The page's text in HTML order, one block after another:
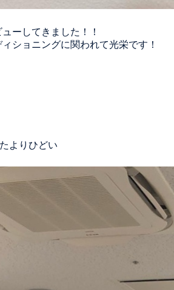
ーしてきました！！
ショニングに関われて光栄です！
よりひどい